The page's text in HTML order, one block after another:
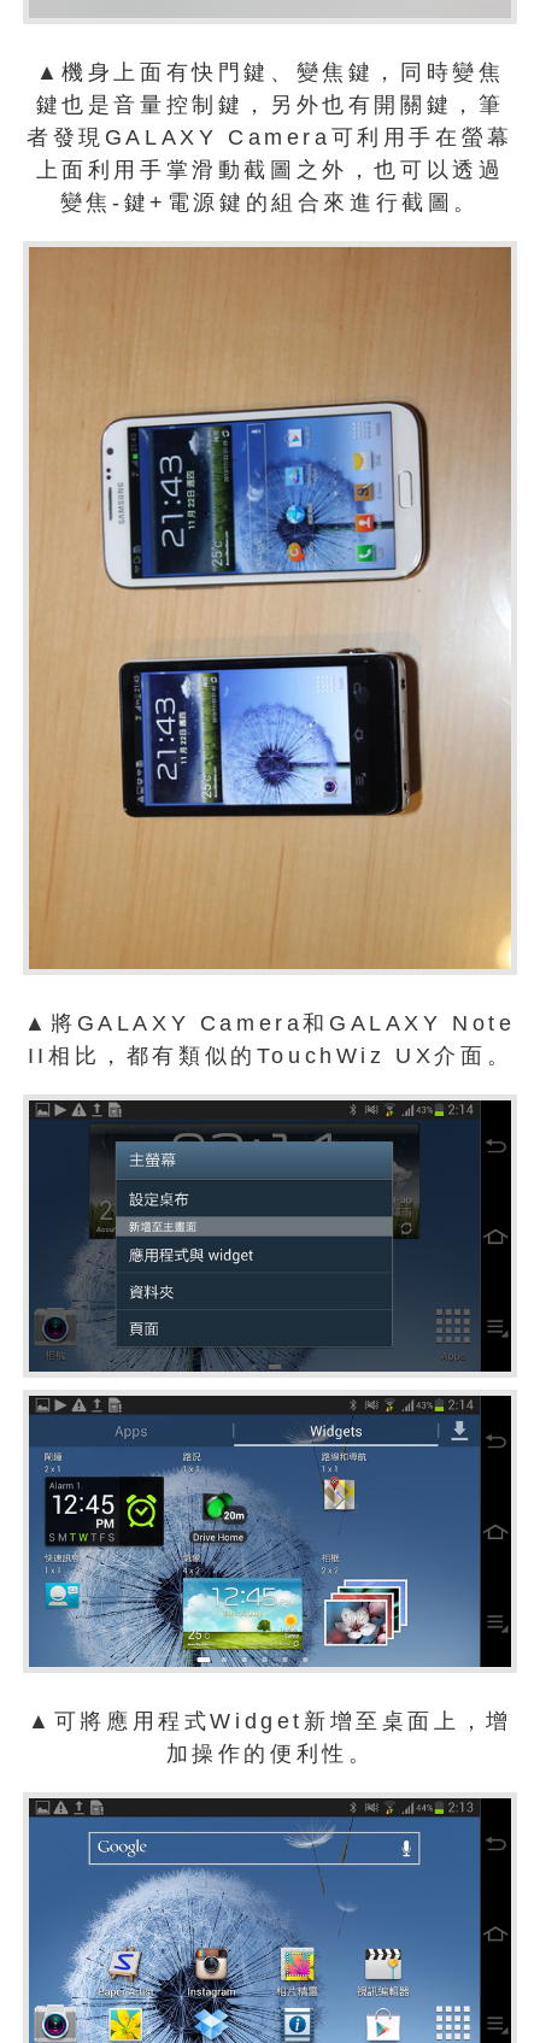
▲機身上面有快門鍵、變焦鍵，同時變焦
鍵也是音量控制鍵，另外也有開關鍵，筆
者發現GALAXY Camera可利用手在螢幕
上面利用手掌滑動截圖之外，也可以透過
變焦-鍵+電源鍵的組合來進行截圖。
▲將GALAXY Camera和GALAXY Note
II相比，都有類似的TouchWiz UX介面。
▲可將應用程式Widget新增至桌面上，增
加操作的便利性。